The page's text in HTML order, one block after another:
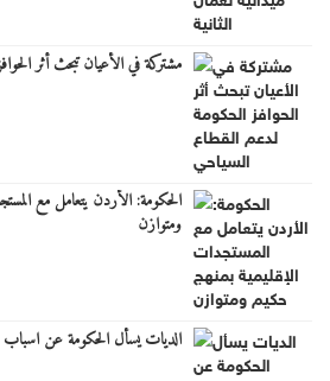
مشتركة في الأعيان تبحث أثر
الحكومة: الأردن يتعامل مع
ومتوازن
الديات يسأل الحكومة عن اسباب